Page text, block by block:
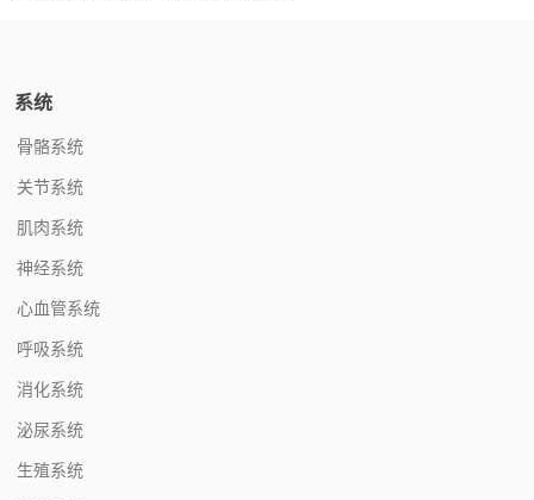
系统
骨骼系统
关节系统
肌肉系统
神经系统
心血管系统
呼吸系统
消化系统
泌尿系统
生殖系统